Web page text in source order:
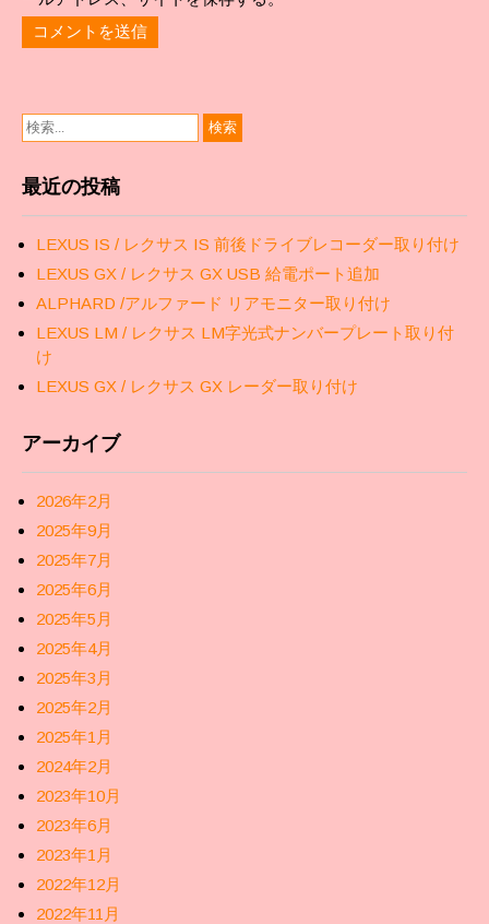
最近の投稿
LEXUS IS / レクサス IS 前後ドライブレコーダー取り付け
LEXUS GX / レクサス GX USB 給電ポート追加
ALPHARD /アルファード リアモニター取り付け
LEXUS LM / レクサス LM字光式ナンバープレート取り付
け
LEXUS GX / レクサス GX レーダー取り付け
アーカイブ
2026年2月
2025年9月
2025年7月
2025年6月
2025年5月
2025年4月
2025年3月
2025年2月
2025年1月
2024年2月
2023年10月
2023年6月
2023年1月
2022年12月
2022年11月